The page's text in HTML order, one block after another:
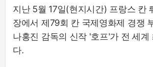
지난 5월 17일(현지시간) 프랑스 칸
장에서 제79회 칸 국제영화제 경쟁
나홍진 감독의 신작 '호프'가 전 세계
다.